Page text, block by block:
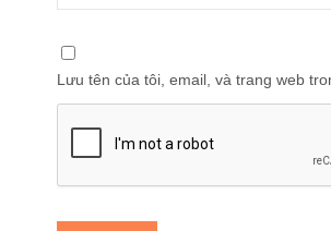
Lưu tên của tôi, email, và trang web